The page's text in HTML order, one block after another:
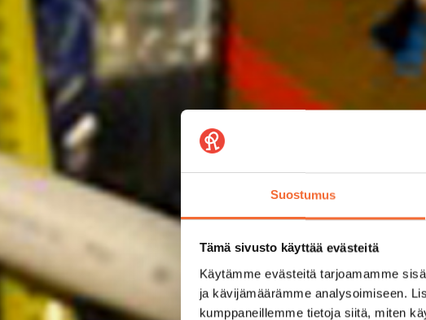
Suostumus
Tämä sivusto käyttää evästeitä
Käytämme evästeitä tarjoamamme
ja kävijämäärämme analysoimiseen.
kumppaneillemme tietoja siitä, miten